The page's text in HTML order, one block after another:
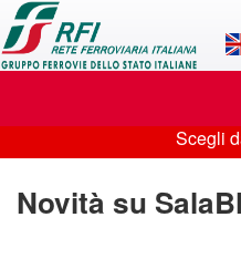
Applicazione
SalaBlu
Online
di
Rete
Ferroviaria
Scegli
dal
menu
Scegli
Novità su